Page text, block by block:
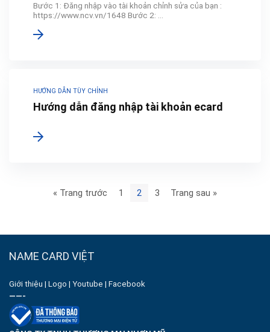
Bước 1: Đăng nhập vào tài khoản chỉnh sửa của bạn :
https://www.ncv.vn/1648 Bước 2: ...
HƯỚNG DẪN TÙY CHỈNH
Hướng dẫn đăng nhập tài khoản ecard
« Trang trước 1 2 3 Trang sau »
NAME CARD VIỆT
Giới thiệu | Logo | Youtube | Facebook
——-